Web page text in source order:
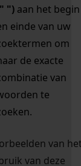
") aan het begin
einde van uw
om
de exacte
van
te
van
van deze